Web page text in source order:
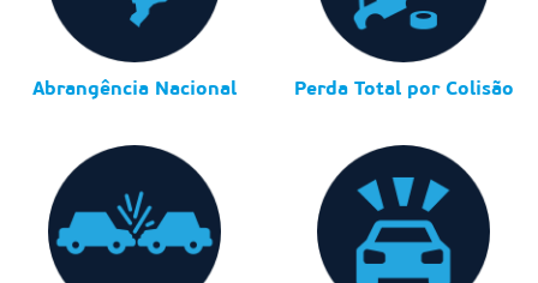
Abrangência Nacional Perda Total por Colisão